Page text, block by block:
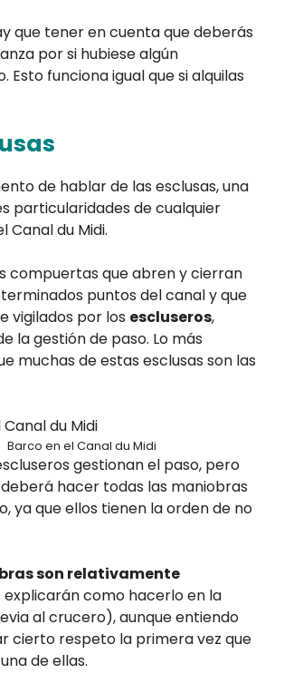
que tener en cuenta que deberás
por si hubiese algún
Esto funciona igual que si alquilas
de hablar de las esclusas, una
particularidades de cualquier
Canal du Midi.
compuertas que abren y cierran
puntos del canal y que
vigilados por los escluseros,
la gestión de paso. Lo más
muchas de estas esclusas son las
Barco en el Canal du Midi
gestionan el paso, pero
hacer todas las maniobras
ya que ellos tienen la orden de no
son relativamente
explicarán como hacerlo en la
al crucero), aunque entiendo
cierto respeto la primera vez que
de ellas.